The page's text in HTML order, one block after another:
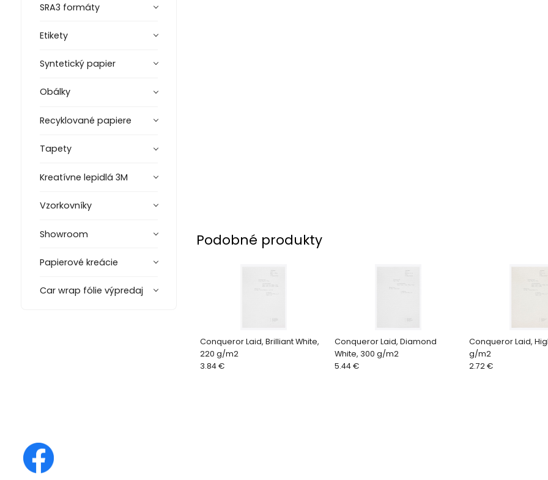
SRA3 formáty
Etikety
Syntetický papier
Obálky
Recyklované papiere
Tapety
Kreatívne lepidlá 3M
Vzorkovníky
Showroom
Papierové kreácie
Car wrap fólie výpredaj
Podobné produkty
Conqueror Laid, Brilliant White,
220 g/m2
3.84 €
Conqueror Laid, Diamond
White, 300 g/m2
5.44 €
Conqueror Laid,
g/m2
2.72 €